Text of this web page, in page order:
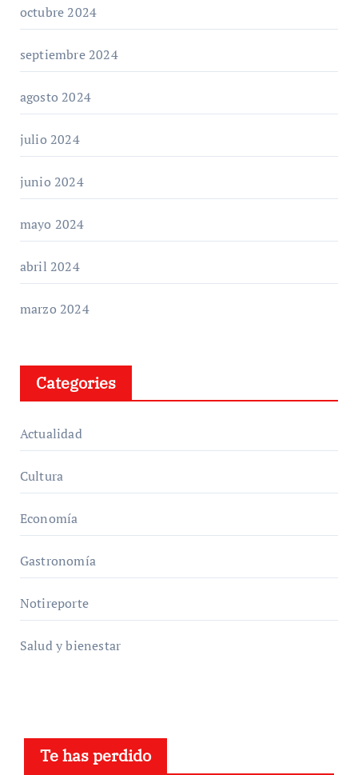
octubre 2024
septiembre 2024
agosto 2024
julio 2024
junio 2024
mayo 2024
abril 2024
marzo 2024
Categories
Actualidad
Cultura
Economía
Gastronomía
Notireporte
Salud y bienestar
Te has perdido